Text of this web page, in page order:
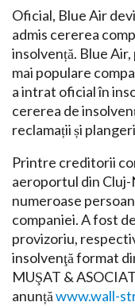
Oficial, Blue Air
admis cererea
insolvență. Blue
mai populare
a intrat oficial în
cererea de
reclamații și
Printre creditorii
aeroportul din Cluj-
numeroase
companiei. A fost
provizoriu,
insolvenţă format
MUŞAT &
anunțăwww.wall-